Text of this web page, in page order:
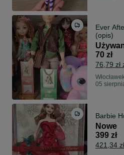
Ever
(opis)
70 zł
76,79 zł
05
Barbie
Nowe
399 zł
421,34